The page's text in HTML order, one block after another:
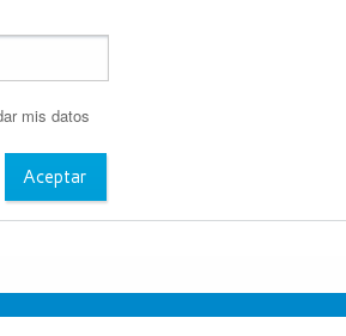
mis datos
Aceptar